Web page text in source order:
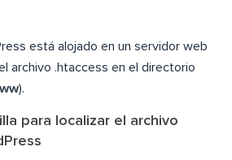
está alojado en un servidor web
archivo .htaccess en el directorio
).
para localizar el archivo